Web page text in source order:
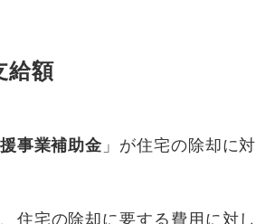
給額
事業補助金 」が住宅の除却に対
住宅の除却に要する費用に対し